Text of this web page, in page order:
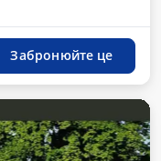
Забронюйте це